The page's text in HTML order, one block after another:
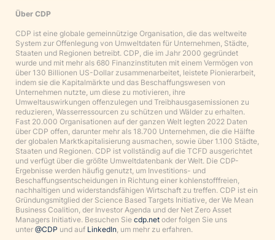
Über CDP
CDP ist eine globale gemeinnützige Organisation, die das weltweite
System zur Offenlegung von Umweltdaten für Unternehmen, Städte,
Staaten und Regionen betreibt. CDP, die im Jahr 2000 gegründet
wurde und mit mehr als 680 Finanzinstituten mit einem Vermögen von
über 130 Billionen US-Dollar zusammenarbeitet, leistete Pionierarbeit,
indem sie die Kapitalmärkte und das Beschaffungswesen von
Unternehmen nutzte, um diese zu motivieren, ihre
Umweltauswirkungen offenzulegen und Treibhausgasemissionen zu
reduzieren, Wasserressourcen zu schützen und Wälder zu erhalten.
Fast 20.000 Organisationen auf der ganzen Welt legten 2022 Daten
über CDP offen, darunter mehr als 18.700 Unternehmen, die die Hälfte
der globalen Marktkapitalisierung ausmachen, sowie über 1.100 Städte,
Staaten und Regionen. CDP ist vollständig auf die TCFD ausgerichtet
und verfügt über die größte Umweltdatenbank der Welt. Die CDP-
Ergebnisse werden häufig genutzt, um Investitions- und
Beschaffungsentscheidungen in Richtung einer kohlenstofffreien,
nachhaltigen und widerstandsfähigen Wirtschaft zu treffen. CDP ist ein
Gründungsmitglied der Science Based Targets Initiative, der We Mean
Business Coalition, der Investor Agenda und der Net Zero Asset
Managers Initiative. Besuchen Sie cdp.net oder folgen Sie uns
unter @CDP und auf LinkedIn , um mehr zu erfahren.